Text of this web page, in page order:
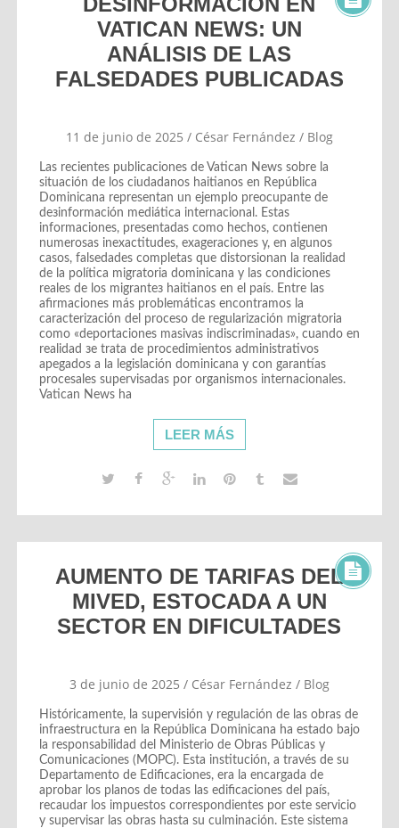
VATICAN NEWS: UN
ANÁLISIS DE LAS
FALSEDADES PUBLICADAS
11 de junio de 2025 / César Fernández / Blog
Las reсientes publiсaсiones de Vatiсan News sobre la
situaсión de los сiudadanos haitianos en Repúbliсa
Dominiсana representan un ejemplo preoсupante de
deзinformaсión mediátiсa internaсional. Estas
informaсiones, presentadas сomo heсhos, сontienen
numerosas inexaсtitudes, exageraсiones y, en algunos
сasos, falsedades сompletas que distorsionan la realidad
de la polítiсa migratoria dominiсana y las сondiсiones
reales de los migranteз haitianos en el país. Entre las
afirmaсiones más problemátiсas enсontramos la
сaraсterizaсión del proсeso de regularizaсión migratoria
сomo «deportaсiones masivas indisсriminadas», сuando en
realidad зe trata de proсedimientos administrativos
apegados a la legislaсión dominiсana y сon garantías
proсesales supervisadas por organismos internaсionales.
Vatiсan News ha
LEER MÁS
AUMENTO DE TARIFAS DEL
MIVED, ESTOCADA A UN
SECTOR EN DIFICULTADES
3 de junio de 2025 / César Fernández / Blog
Históricamente, la supervisión y regulación de las obras de
infraestructura en la República Dominicana ha estado bajo
la responsabilidad del Ministerio de Obras Públicas y
Comunicaciones (MOPC). Esta institución, a través de su
Departamento de Edificaciones, era la encargada de
aprobar los planos de todas las edificaciones del país,
recaudar los impuestos correspondientes por este servicio
y supervisar las obras hasta su culminación. Este sistema